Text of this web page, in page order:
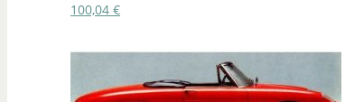
100,04 €